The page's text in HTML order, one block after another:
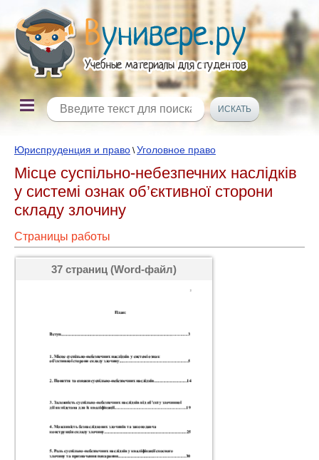
Юриспруденция и право \Уголовное право
Місце суспільно-небезпечних наслідків
у системі ознак об’єктивної сторони
складу злочину
Страницы работы
37 страниц (Word-файл)